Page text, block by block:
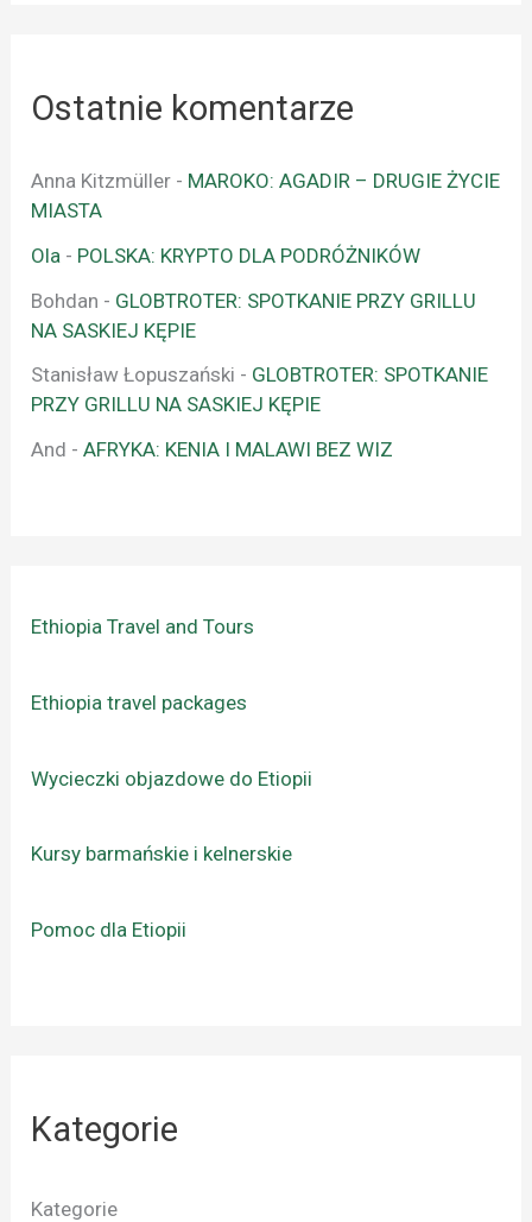
Ostatnie komentarze
Anna Kitzmüller - MAROKO: AGADIR – DRUGIE ŻYCIE
MIASTA
Ola - POLSKA: KRYPTO DLA PODRÓŻNIKÓW
Bohdan - GLOBTROTER: SPOTKANIE PRZY GRILLU
NA SASKIEJ KĘPIE
Stanisław Łopuszański - GLOBTROTER: SPOTKANIE
PRZY GRILLU NA SASKIEJ KĘPIE
And -AFRYKA: KENIA I MALAWI BEZ WIZ
Ethiopia Travel and Tours
Ethiopia travel packages
Wycieczki objazdowe do Etiopii
Kursy barmańskie i kelnerskie
Pomoc dla Etiopii
Kategorie
Kategorie